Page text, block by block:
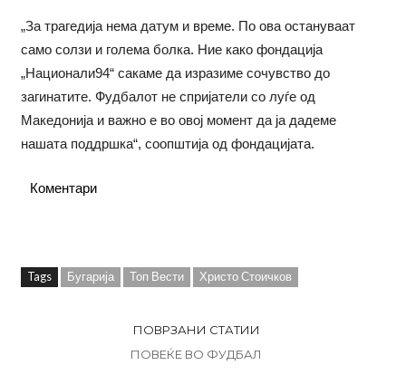
„За трагедија нема датум и време. По ова остануваат
само солзи и голема болка. Ние како фондација
„Национали94“ сакаме да изразиме сочувство до
загинатите. Фудбалот не спријатели со луѓе од
Македонија и важно е во овој момент да ја дадеме
нашата поддршка“, соопштија од фондацијата.
Коментари
Tags Бугарија Топ Вести Христо Стоичков
ПОВРЗАНИ СТАТИИ
ПОВЕЌЕ ВО ФУДБАЛ